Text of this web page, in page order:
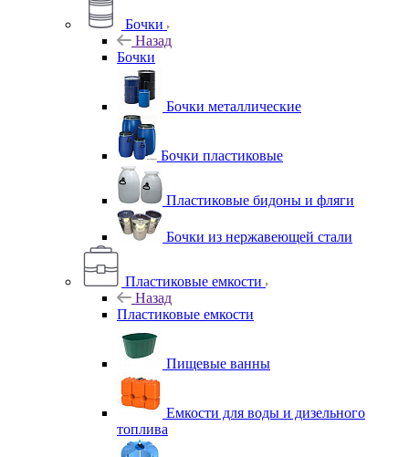
Бочки
Назад
Бочки
Бочки металлические
Бочки пластиковые
Пластиковые бидоны и фляги
Бочки из нержавеющей стали
Пластиковые емкости
Назад
Пластиковые емкости
Пищевые ванны
Емкости для воды и дизельного
топлива